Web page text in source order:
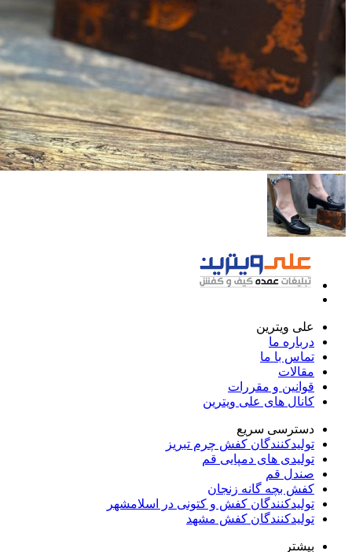
علی ویترین
درباره ما
تماس با ما
مقالات
قوانین و مقررات
کانال های علی ویترین
دسترسی سریع
تولیدکنندگان کفش چرم تبریز
تولیدی های دمپایی قم
صندل قم
کفش بچه گانه زنجان
تولیدکنندگان کفش و کتونی در اسلامشهر
تولیدکنندگان کفش مشهد
بیشتر